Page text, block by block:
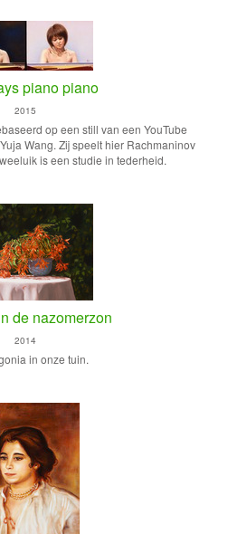
piano piano
2015
op een still van een YouTube
Wang. Zij speelt hier Rachmaninov
is een studie in tederheid.
de nazomerzon
2014
in onze tuin.